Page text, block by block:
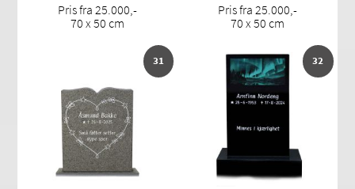
Pris fra 25.000,-
70 x 50 cm
Pris fra 25.000,-
70 x 50 cm
31 32